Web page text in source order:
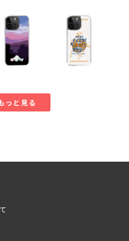
っと見る